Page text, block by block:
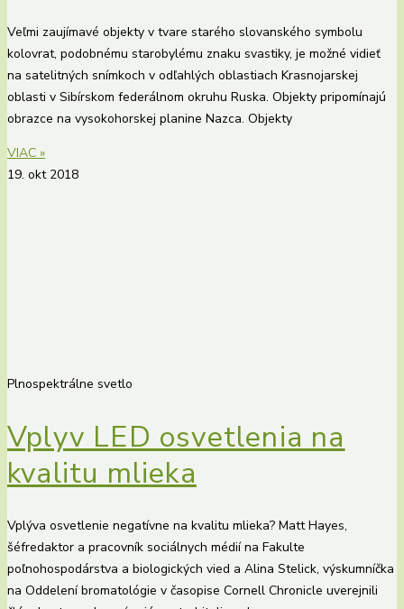
Veľmi zaujímavé objekty v tvare starého slovanského symbolu
kolovrat, podobnému starobylému znaku svastiky, je možné vidieť
na satelitných snímkoch v odľahlých oblastiach Krasnojarskej
oblasti v Sibírskom federálnom okruhu Ruska. Objekty pripomínajú
obrazce na vysokohorskej planine Nazca. Objekty
VIAC »
19. okt 2018
Plnospektrálne svetlo
Vplyv LED osvetlenia na
kvalitu mlieka
Vplýva osvetlenie negatívne na kvalitu mlieka? Matt Hayes,
šéfredaktor a pracovník sociálnych médií na Fakulte
poľnohospodárstva a biologických vied a Alina Stelick, výskumníčka
na Oddelení bromatológie v časopise Cornell Chronicle uverejnili